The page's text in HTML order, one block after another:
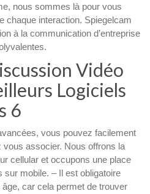
nous sommes là pour vous
chaque interaction. Spiegelcam
à la communication d’entreprise
Vidéo
Logiciels
6
vous pouvez facilement
associer. Nous offrons la
cellular et occupons une place
mobile. – Il est obligatoire
car cela permet de trouver